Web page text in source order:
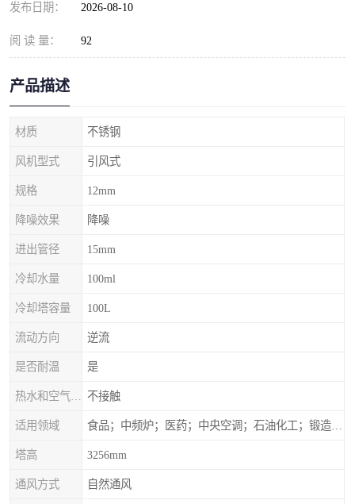
发布日期： 2026-08-10
阅 读 量： 92
产品描述
材质 不锈钢
风机型式 引风式
规格 12mm
降噪效果 降噪
进出管径 15mm
冷却水量 100ml
冷却塔容量 100L
流动方向 逆流
是否耐温 是
不接触
适用领域
塔高 3256mm
通风方式 自然通风